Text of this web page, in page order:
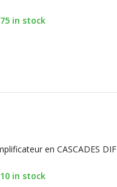
75 in stock
10 in stock